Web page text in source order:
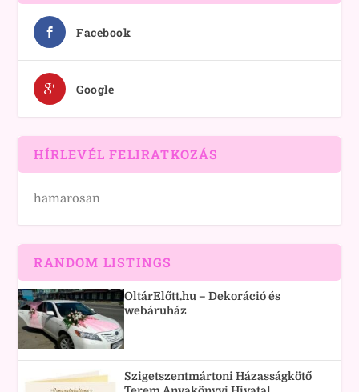
Facebook
Google
HÍRLEVÉL FELIRATKOZÁS
hamarosan
RANDOM LISTINGS
OltárElőtt.hu – Dekoráció és
webáruház
Szigetszentmártoni Házasságkötő